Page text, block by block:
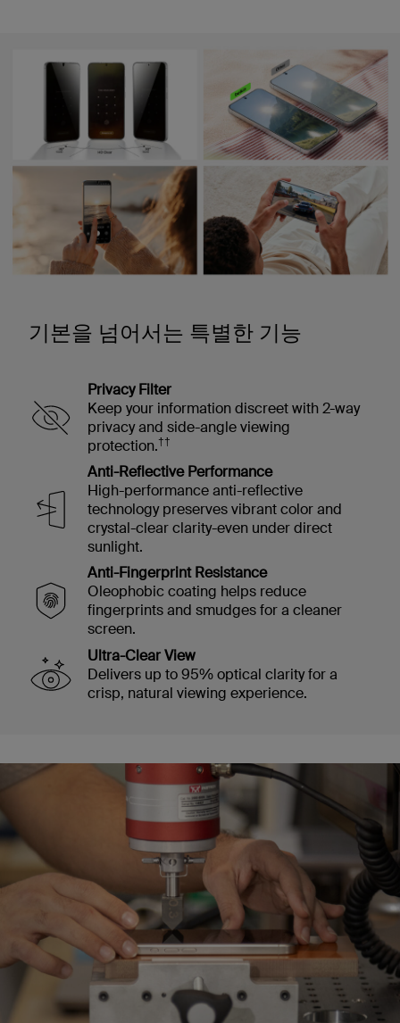
기본을 넘어서는 특별한 기능
Privacy Filter
Keep your information discreet with 2-way
privacy and side-angle viewing
protection.††
Anti-Reflective Performance
High-performance anti-reflective
technology preserves vibrant color and
crystal-clear clarity-even under direct
sunlight.
Anti-Fingerprint Resistance
Oleophobic coating helps reduce
fingerprints and smudges for a cleaner
screen.
Ultra-Clear View
Delivers up to 95% optical clarity for a
crisp, natural viewing experience.